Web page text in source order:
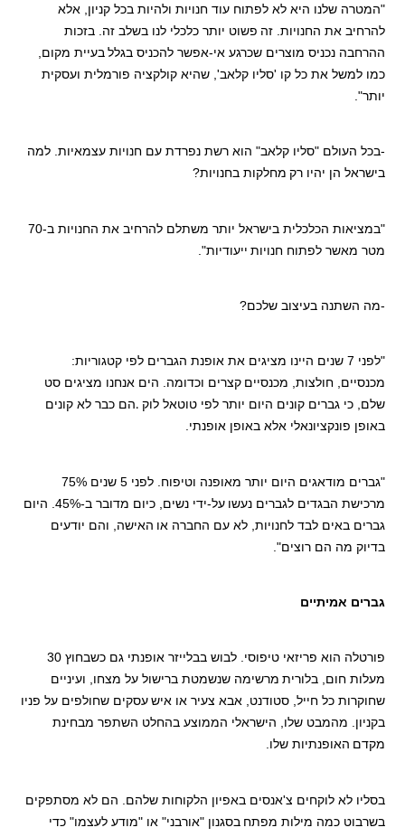
"המטרה שלנו היא לא לפתוח עוד חנויות ולהיות בכל קניון, אלא
להרחיב את החנויות. זה פשוט יותר כלכלי לנו בשלב זה. בזכות
ההרחבה נכניס מוצרים שכרגע אי-אפשר להכניס בגלל בעיית מקום,
כמו למשל את כל קו 'סליו קלאב', שהיא קולקציה פורמלית ועסקית
יותר".
-בכל העולם "סליו קלאב" הוא רשת נפרדת עם חנויות עצמאיות. למה
בישראל הן יהיו רק מחלקות בחנויות?
"במציאות הכלכלית בישראל יותר משתלם להרחיב את החנויות ב-70
מטר מאשר לפתוח חנויות ייעודיות".
-מה השתנה בעיצוב שלכם?
"לפני 7 שנים היינו מציגים את אופנת הגברים לפי קטגוריות:
מכנסיים, חולצות, מכנסיים קצרים וכדומה. הים אנחנו מציגים סט
שלם, כי גברים קונים היום יותר לפי טוטאל לוק .הם כבר לא קונים
באופן פונקציונאלי אלא באופן אופנתי.
"גברים מודאגים היום יותר מאופנה וטיפוח. לפני 5 שנים 75%
מרכישת הבגדים לגברים נעשו
על-ידי נשים, כיום מדובר ב-45%. היום
גברים באים לבד לחנויות, לא עם החברה או האישה, והם יודעים
בדיוק מה הם רוצים".
גברים אמיתיים
פורטלה הוא פריזאי טיפוסי. לבוש בבלייזר אופנתי גם כשבחוץ 30
מעלות חום, בלורית מרשימה שנשמטת ברישול על מצחו, ועיניים
שחוקרות כל חייל, סטודנט, אבא צעיר או איש עסקים שחולפים על פניו
בקניון. מהמבט שלו, הישראלי הממוצע בהחלט השתפר מבחינת
מקדם האופנתיות שלו.
בסליו לא לוקחים צ'אנסים באפיון הלקוחות שלהם. הם לא מסתפקים
בשרבוט כמה מילות מפתח בסגנון "אורבני" או "מודע לעצמו" כדי